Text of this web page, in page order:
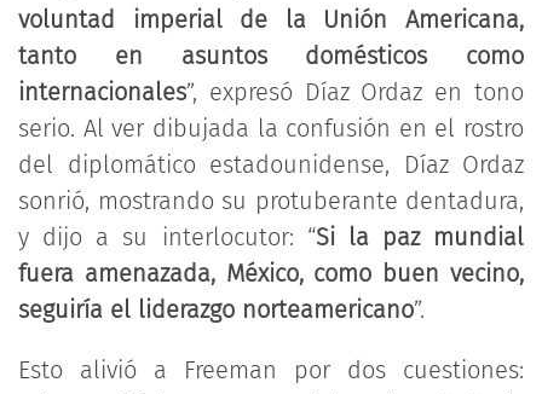
voluntad imperial de la Unión Americana,
tanto en asuntos domésticos como
internacionales”, expresó Díaz Ordaz en tono
serio. Al ver dibujada la confusión en el rostro
del diplomático estadounidense, Díaz Ordaz
sonrió, mostrando su protuberante dentadura,
y dijo a su interlocutor: “Si la paz mundial
fuera amenazada, México, como buen vecino,
seguiría el liderazgo norteamericano”.
Esto alivió a Freeman por dos cuestiones: